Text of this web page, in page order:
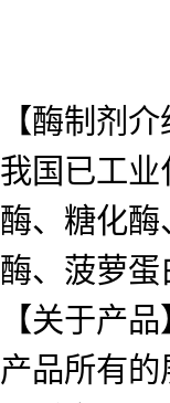
【酶制剂介
我国已工
酶、糖化
酶、菠萝蛋
【关于产品
产品所有